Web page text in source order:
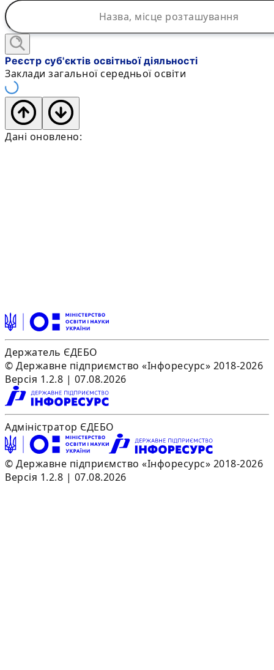
Реєстр суб'єктів освітньої діяльності
Заклади загальної середньої освіти
Дані оновлено:
Держатель ЄДЕБО
© Державне підприємство «Інфоресурс» 2018-2026
Версія 1.2.8 | 07.08.2026
Адміністратор ЄДЕБО
© Державне підприємство «Інфоресурс» 2018-2026
Версія 1.2.8 | 07.08.2026